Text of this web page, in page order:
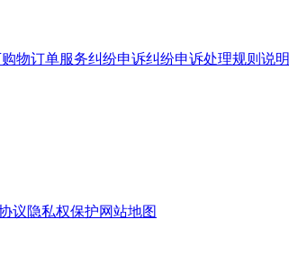
物订单服务纠纷申诉纠纷申诉处理规则说明
议隐私权保护网站地图